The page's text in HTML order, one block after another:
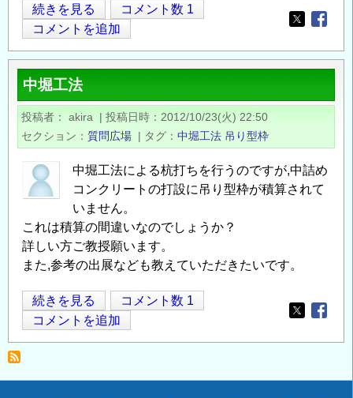
中
堀
工
法
の
先
根
固
め
に
つ
い
の
続きを見る
コメント数 1
コメントを追加
Opens in
中堀工法
投稿者 akira | 投稿日時
2012/10/23(火) 22:50
セクション
質問広場 | タグ 中堀工法 吊り型枠
中堀工法による杭打ちを行うのですが,中詰め
コンクリートの打設に吊り型枠が積算されて
いません。
これは積算の間違いなのでしょうか？
詳しい方ご教授願います。
また,参考の出展なども教えていただきたいです。
中
堀
工
の
続きを見る
コメント数 1
コメントを追加
Opens in